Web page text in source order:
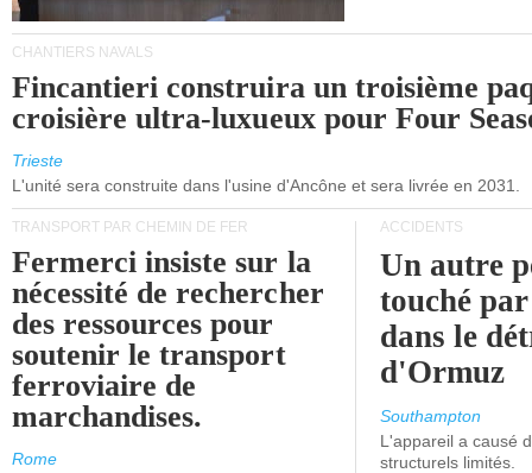
CHANTIERS NAVALS
Fincantieri construira un troisième
croisière ultra-luxueux pour Four
Trieste
L'unité sera construite dans l'usine d'Ancône et sera livrée en 2031.
TRANSPORT PAR CHEMIN DE FER
Fermerci insiste sur la
nécessité de rechercher
des ressources pour
soutenir le transport
ferroviaire de
marchandises.
Rome
ACCIDENTS
Un autre
touché
dans le
d'Ormuz
Southampton
L'appareil a causé
structurels limités.